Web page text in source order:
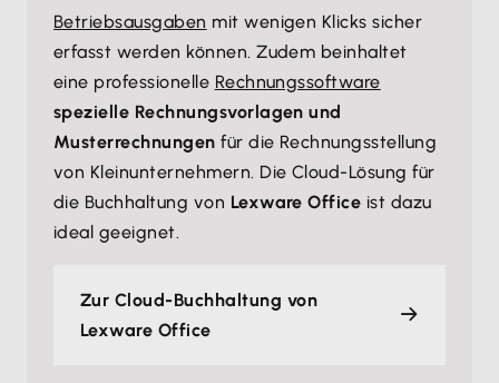
Betriebsausgaben mit wenigen Klicks sicher
erfasst werden können. Zudem beinhaltet
eine professionelle Rechnungssoftware
spezielle Rechnungsvorlagen und
Musterrechnungen für die Rechnungsstellung
von Kleinunternehmern. Die Cloud-Lösung für
die Buchhaltung von Lexware Office ist dazu
ideal geeignet.
Zur Cloud-Buchhaltung von
Lexware Office